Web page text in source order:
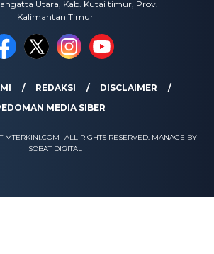
Utara, Kab. Kutai timur, Prov.
Kalimantan Timur
REDAKSI
DISCLAIMER
MEDIA SIBER
ALL RIGHTS RESERVED. MANAGE BY
SOBAT DIGITAL